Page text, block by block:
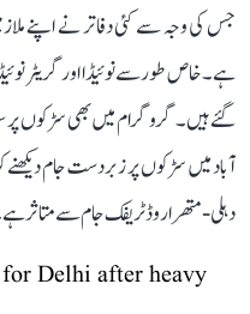
جس کی وجہ سے کئی دفاتر نے اپنے
ہے۔ خاص طور سے نوئیڈا اور گریٹر
گئے ہیں۔ گروگرام میں بھی سڑکوں پر
آباد میں سڑکوں پر زبردست جام دیکھنے
دہلی-متھرا روڈ ٹریفک جام سے متاثر
Delhi after heavy